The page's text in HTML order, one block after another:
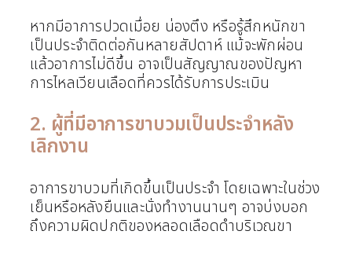
หากมีอาการปวดเมื่อย น่องตึง หรือรู้สึกหนักขา
เป็นประจำติดต่อกันหลายสัปดาห์ แม้จะพักผ่อน
แล้วอาการไม่ดีขึ้น อาจเป็นสัญญาณของปัญหา
การไหลเวียนเลือดที่ควรได้รับการประเมิน
2. ผู้ที่มีอาการขาบวมเป็นประจำหลัง
เลิกงาน
อาการขาบวมที่เกิดขึ้นเป็นประจำ โดยเฉพาะในช่วง
เย็นหรือหลังยืนและนั่งทำงานนานๆ อาจบ่งบอก
ถึงความผิดปกติของหลอดเลือดดำบริเวณขา